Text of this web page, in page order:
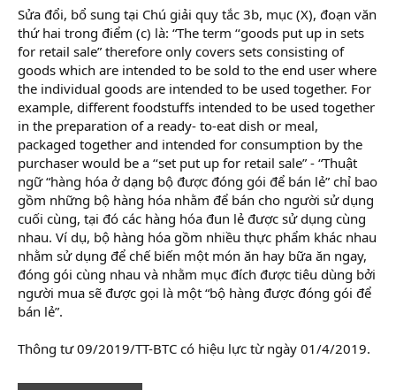
Sửa đổi, bổ sung tại Chú giải quy tắc 3b, mục (X), đoạn văn
thứ hai trong điểm (c) là: “The term ‘‘goods put up in sets
for retail sale” therefore only covers sets consisting of
goods which are intended to be sold to the end user where
the individual goods are intended to be used together. For
example, different foodstuffs intended to be used together
in the preparation of a ready- to-eat dish or meal,
packaged together and intended for consumption by the
purchaser would be a ‘‘set put up for retail sale” - “Thuật
ngữ “hàng hóa ở dạng bộ được đóng gói để bán lẻ” chỉ bao
gồm những bộ hàng hóa nhằm để bán cho người sử dụng
cuối cùng, tại đó các hàng hóa đun lẻ được sử dụng cùng
nhau. Ví dụ, bộ hàng hóa gồm nhiều thực phẩm khác nhau
nhằm sử dụng để chế biến một món ăn hay bữa ăn ngay,
đóng gói cùng nhau và nhằm mục đích được tiêu dùng bởi
người mua sẽ được gọi là một “bộ hàng được đóng gói để
bán lẻ”.
Thông tư 09/2019/TT-BTC có hiệu lực từ ngày 01/4/2019.